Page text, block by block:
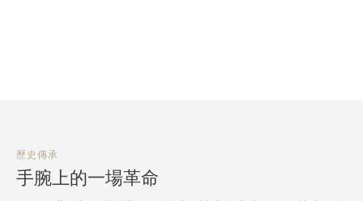
歷史傳承
手腕上的一場革命